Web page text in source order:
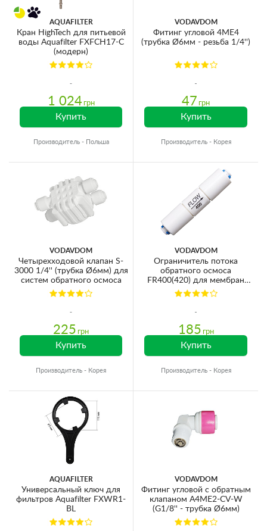
AQUAFILTER
Кран HighTech для питьевой
воды Aquafilter FXFCH17-C
(модерн)
1 024 грн
Купить
Производитель - Польша
VODAVDOM
Фитинг угловой 4ME4
(трубка Ø6мм - резьба 1/4'')
47 грн
Купить
Производитель - Корея
VODAVDOM
Четырехходовой клапан S-
3000 1/4'' (трубка Ø6мм) для
систем обратного осмоса
225 грн
Купить
Производитель - Корея
VODAVDOM
Ограничитель потока
обратного осмоса
FR400(420) для мембран
75GPD (трубка Ø6мм)
185 грн
Купить
Производитель - Корея
AQUAFILTER
Универсальный ключ для
фильтров Aquafilter FXWR1-
BL
VODAVDOM
Фитинг угловой с обратным
клапаном A4ME2-CV-W
(G1/8'' - трубка Ø6мм)